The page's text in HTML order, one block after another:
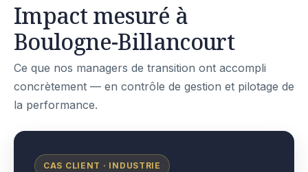
Impact mesuré à
Boulogne-Billancourt
Ce que nos managers de transition ont accompli
concrètement — en contrôle de gestion et pilotage de
la performance.
CAS CLIENT · INDUSTRIE